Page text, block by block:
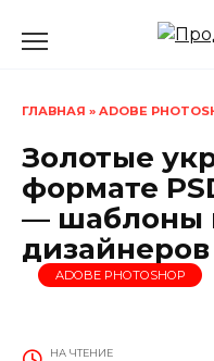
ГЛАВНАЯ » ADOBE
Золотые
формате
— шаблоны
дизайнеров
ADOBE PHOTOSHOP
НА ЧТЕНИЕ